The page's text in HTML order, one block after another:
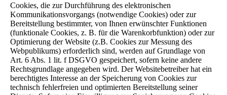
Cookies, die zur Durchführung des elektronischen
Kommunikationsvorgangs (notwendige Cookies) oder zur
Bereitstellung bestimmter, von Ihnen erwünschter Funktionen
(funktionale Cookies, z. B. für die Warenkorbfunktion) oder zur
Optimierung der Website (z.B. Cookies zur Messung des
Webpublikums) erforderlich sind, werden auf Grundlage von
Art. 6 Abs. 1 lit. f DSGVO gespeichert, sofern keine andere
Rechtsgrundlage angegeben wird. Der Websitebetreiber hat ein
berechtigtes Interesse an der Speicherung von Cookies zur
technisch fehlerfreien und optimierten Bereitstellung seiner